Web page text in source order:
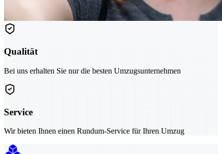
Qualität
Bei uns erhalten Sie nur die besten Umzugsunternehmen
Service
Wir bieten Ihnen einen Rundum-Service für Ihren Umzug